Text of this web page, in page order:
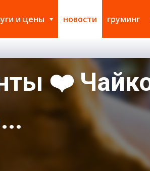
и цены новости груминг
❤️